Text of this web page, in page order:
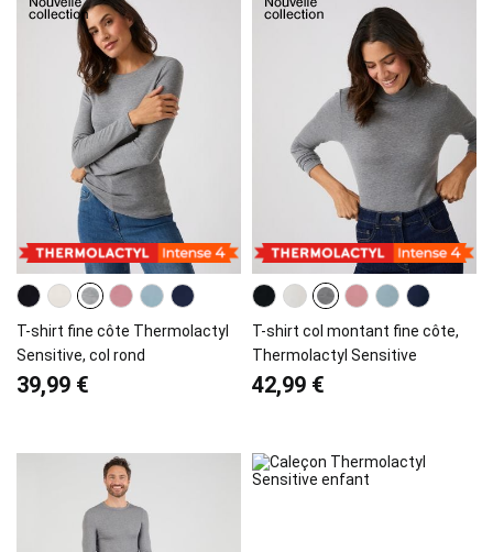
T-shirt fine côte Thermolactyl
Sensitive, col rond
39,99 €
T-shirt col montant fine côte,
Thermolactyl Sensitive
42,99 €